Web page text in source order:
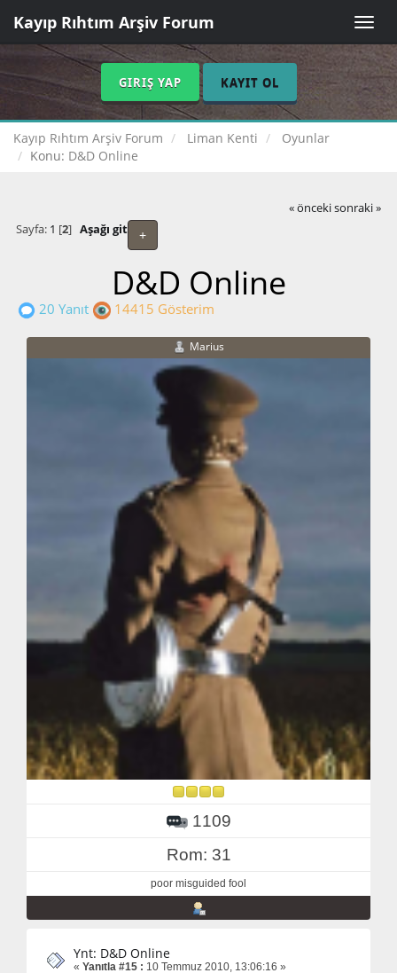
Toggle
Kayıp Rıhtım Arşiv Forum
GIRIŞ YAP KAYIT OL
Kayıp Rıhtım Arşiv Forum Liman Kenti
Oyunlar
Konu: D&D Online
« önceki sonraki »
+
Sayfa: 1 [2] Aşağı git
D&D Online
20 Yanıt 14415 Gösterim
Marius
1109
Rom: 31
poor misguided fool
Ynt: D&D Online
« Yanıtla #15 : 10 Temmuz 2010, 13:06:16 »